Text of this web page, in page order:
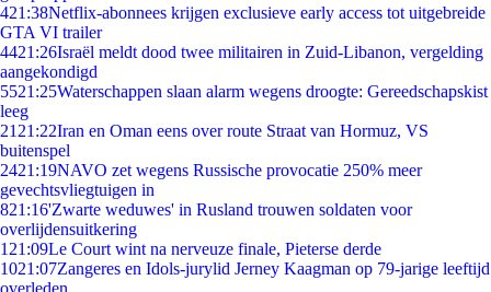
421:38Netflix-abonnees krijgen exclusieve early access tot uitgebreide
GTA VI trailer
4421:26Israël meldt dood twee militairen in Zuid-Libanon, vergelding
aangekondigd
5521:25Waterschappen slaan alarm wegens droogte: Gereedschapskist
leeg
21 21:22Iran en Oman eens over route Straat van Hormuz, VS
buitenspel
2421:19NAVO zet wegens Russische provocatie 250% meer
gevechtsvliegtuigen in
821:16'Zwarte weduwes' in Rusland trouwen soldaten voor
overlijdensuitkering
1 21:09Le Court wint na nerveuze finale, Pieterse derde
1021:07Zangeres en Idols-jurylid Jerney Kaagman op 79-jarige leeftijd
overleden